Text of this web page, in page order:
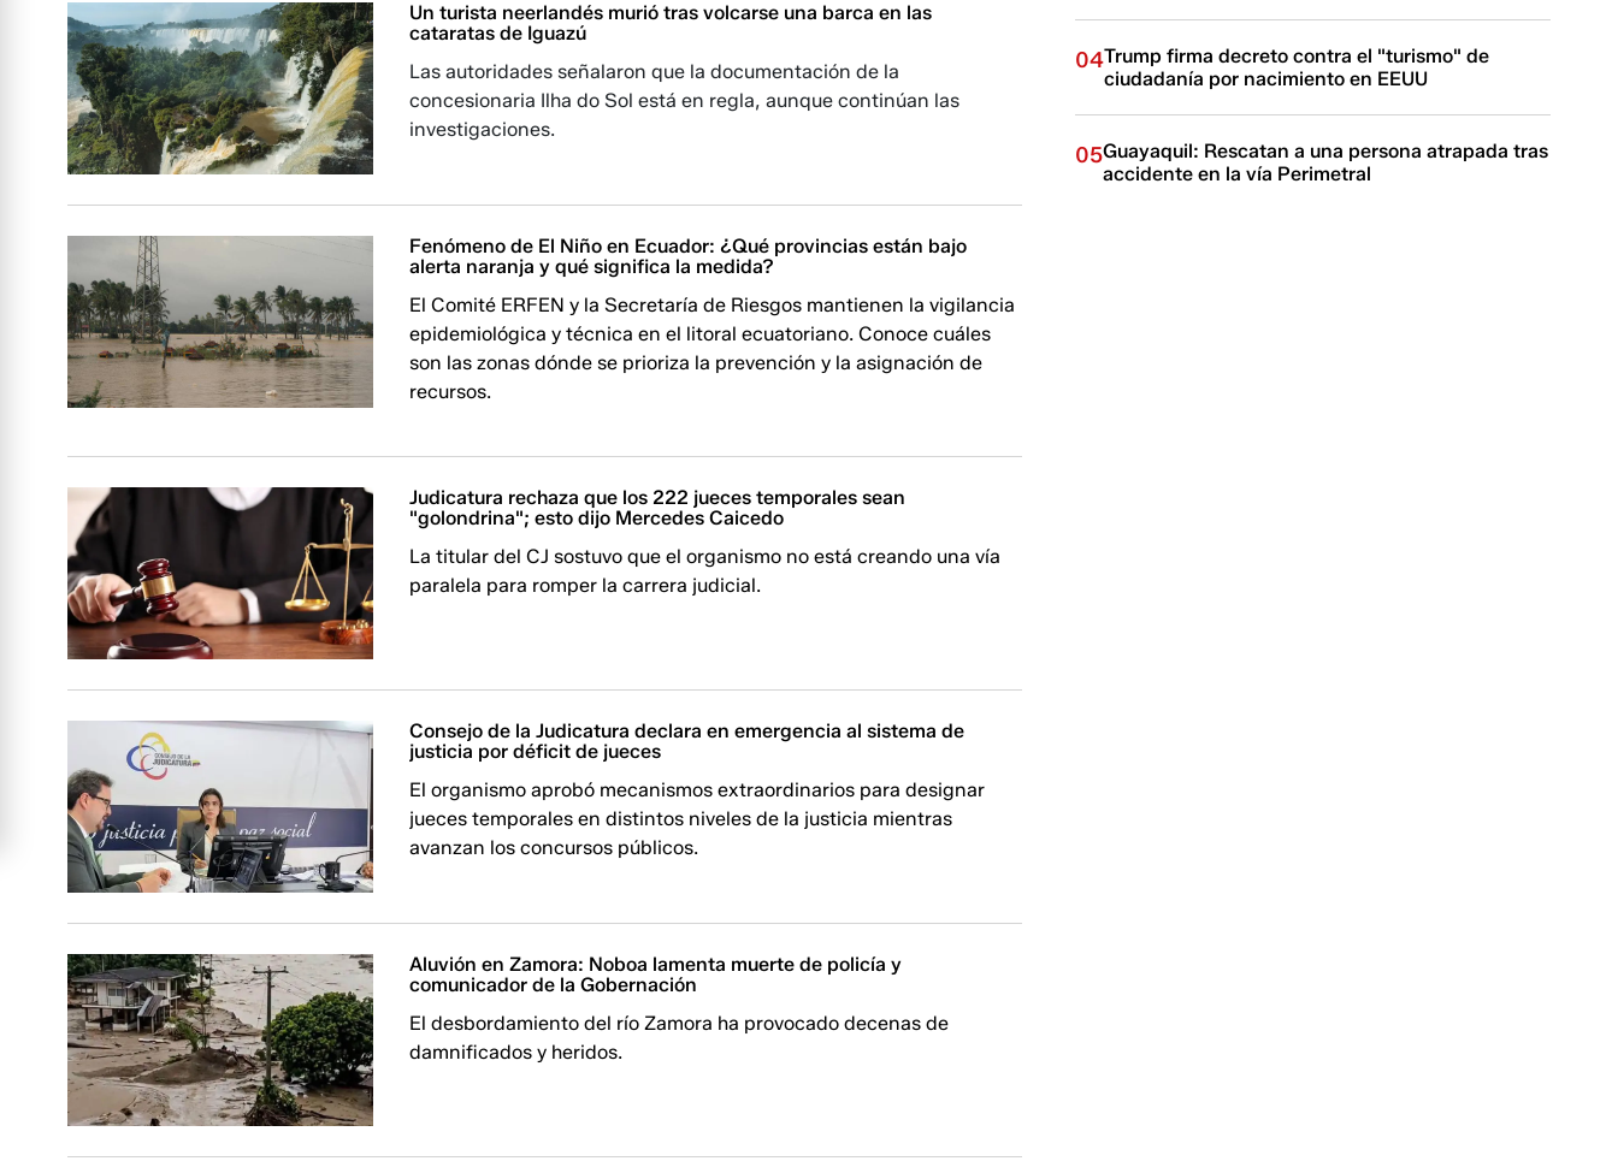
Un turista neerlandés murió tras volcarse una barca en las
cataratas de Iguazú
Las autoridades señalaron que la documentación de la
concesionaria Ilha do Sol está en regla, aunque continúan las
investigaciones.
Fenómeno de El Niño en Ecuador: ¿Qué provincias están bajo
alerta naranja y qué significa la medida?
El Comité ERFEN y la Secretaría de Riesgos mantienen la vigilancia
epidemiológica y técnica en el litoral ecuatoriano. Conoce cuáles
son las zonas dónde se prioriza la prevención y la asignación de
recursos.
Judicatura rechaza que los 222 jueces temporales sean
"golondrina"; esto dijo Mercedes Caicedo
La titular del CJ sostuvo que el organismo no está creando una vía
paralela para romper la carrera judicial.
Consejo de la Judicatura declara en emergencia al sistema de
justicia por déficit de jueces
El organismo aprobó mecanismos extraordinarios para designar
jueces temporales en distintos niveles de la justicia mientras
avanzan los concursos públicos.
Aluvión en Zamora: Noboa lamenta muerte de policía y
comunicador de la Gobernación
El desbordamiento del río Zamora ha provocado decenas de
damnificados y heridos.
04Trump firma decreto contra el "turismo" de
ciudadanía por nacimiento en EEUU
05Guayaquil: Rescatan a una persona atrapada tras
accidente en la vía Perimetral